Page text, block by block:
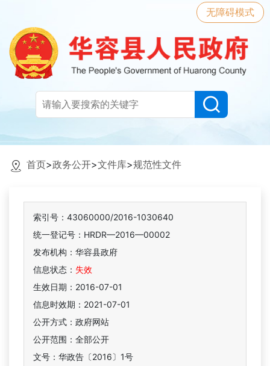
无障碍模式
首页>政务公开>文件库>规范性文件
索引号：43060000/2016-1030640
统一登记号：HRDR—2016—00002
发布机构：华容县政府
信息状态： 失效
生效日期：2016-07-01
信息时效期： 2021-07-01
公开方式：政府网站
公开范围：全部公开
文号：华政告〔2016〕1号